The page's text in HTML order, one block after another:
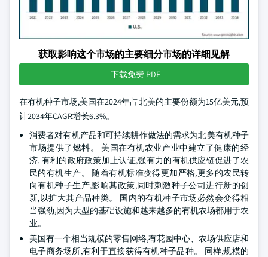
获取影响这个市场的主要细分市场的详细见解
下载免费 PDF
在有机种子市场,美国在2024年占北美的主要份额为15亿美元,预
计2034年CAGR增长6.3%。
消费者对有机产品和可持续耕作做法的需求为北美有机种子
市场提供了燃料。 美国在有机农业产业中建立了健康的经
济. 有利的政府政策加上认证,强有力的有机供应链促进了农
民的有机生产。 随着有机标准变得更加严格,更多的农民转
向有机种子生产,影响其政策,同时刺激种子公司进行新的创
新,以扩大其产品种类。 国内的有机种子市场必然会变得相
当强劲,因为大型的基础设施和越来越多的有机农场都用于农
业。
美国有一个相当规模的零售网络,有花园中心、农场供应店和
电子商务场所,有利于直接获得有机种子品种。 同样,规模的